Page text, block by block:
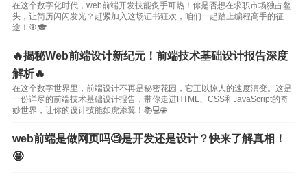
在这个数字化时代，web前端开发技能炙手可热！你是否想在求职市场独占鳌
头，让简历闪闪发光？赶紧加入这场证书狂欢，咱们一起踏上编程高手的征
途！🎯🎓
🔥揭秘Web前端设计新纪元！前端技术基础设计报告深度
解析🔥
在这个数字世界里，前端设计不再是秘密花园，它正以惊人的速度演变。这是
一份详尽的前端技术基础设计报告，带你走进HTML、CSS和JavaScript的奇
妙世界，让你的设计技能如虎添翼！📚💻🌐
web前端是做网页吗🧐是开发还是设计？快来了解真相！
🤩